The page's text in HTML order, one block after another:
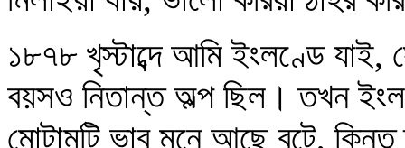
১৮৭৮ খৃস্টাব্দে আমি ইংলণ্ডে
বয়সও নিতান্ত অল্প ছিল। তখন
মোটামুটি ভাব মনে আছে বটে,